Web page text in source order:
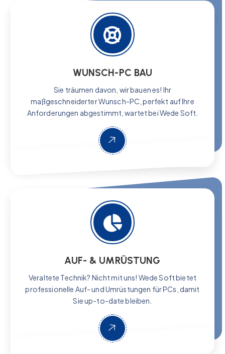
WUNSCH-PC BAU
Sie träumen davon, wir bauen es! Ihr
maßgeschneiderter Wunsch-PC, perfekt auf Ihre
Anforderungen abgestimmt, wartet bei Wede Soft.
AUF- & UMRÜSTUNG
Veraltete Technik? Nicht mit uns! Wede Soft bietet
professionelle Auf- und Umrüstungen für PCs, damit
Sie up-to-date bleiben.